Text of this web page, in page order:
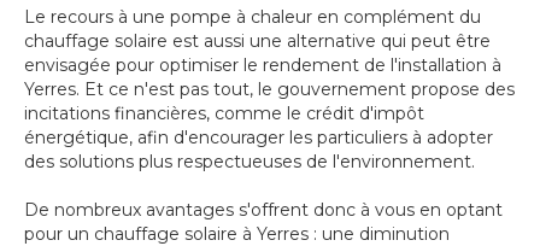
Le recours à une pompe à chaleur en complément du
chauffage solaire est aussi une alternative qui peut être
envisagée pour optimiser le rendement de l'installation à
Yerres. Et ce n'est pas tout, le gouvernement propose des
incitations financières, comme le crédit d'impôt
énergétique, afin d'encourager les particuliers à adopter
des solutions plus respectueuses de l'environnement.
De nombreux avantages s'offrent donc à vous en optant
pour un chauffage solaire à Yerres : une diminution